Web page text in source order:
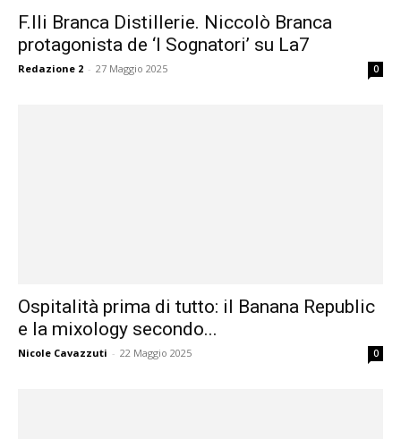
F.lli Branca Distillerie. Niccolò Branca
protagonista de ‘I Sognatori’ su La7
Redazione 2 - 27 Maggio 2025 0
Ospitalità prima di tutto: il Banana Republic
e la mixology secondo...
Nicole Cavazzuti - 22 Maggio 2025 0